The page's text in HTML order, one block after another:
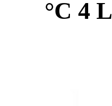
°C 4 L